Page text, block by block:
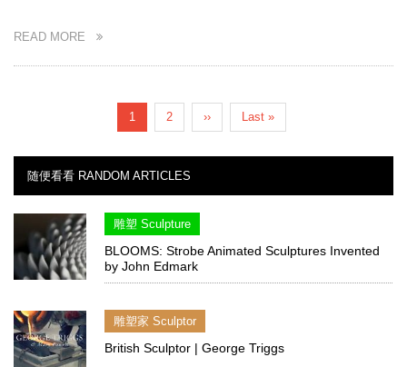
READ MORE
Current
page
1 Page
2
Next
page
››
Last
page
Last »
随便看看 RANDOM ARTICLES
雕塑 Sculpture
BLOOMS: Strobe Animated Sculptures Invented
by John Edmark
雕塑家 Sculptor
British Sculptor | George Triggs